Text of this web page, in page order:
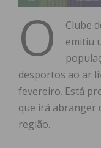
O
Clube
emitiu
desportos ao ar
fevereiro. Está
que irá abranger
região.